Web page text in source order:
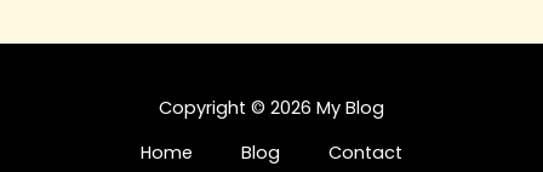
Copyright © 2026 My Blog
Home
Blog Contact